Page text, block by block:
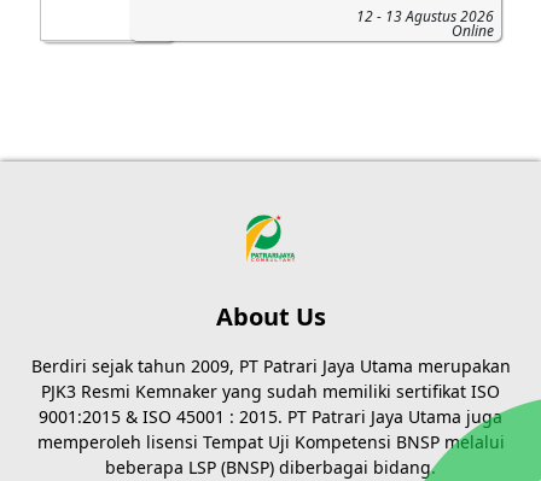
12 - 13 Agustus 2026
Online
About Us
Berdiri sejak tahun 2009, PT Patrari Jaya Utama merupakan
PJK3 Resmi Kemnaker yang sudah memiliki sertifikat ISO
9001:2015 & ISO 45001 : 2015. PT Patrari Jaya Utama juga
memperoleh lisensi Tempat Uji Kompetensi BNSP melalui
beberapa LSP (BNSP) diberbagai bidang.